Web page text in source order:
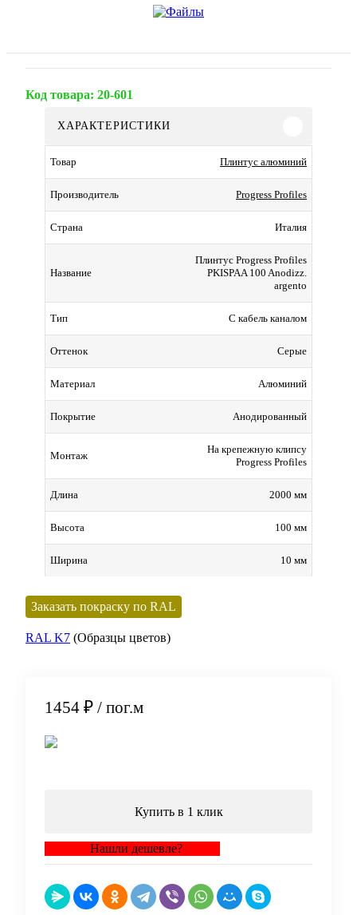
Код товара: 20-601
ХАРАКТЕРИСТИКИ
Товар Плинтус алюминий
Производитель Progress Profiles
Страна Италия
Название
Плинтус Progress Profiles
PKISPAA 100 Anodizz.
argento
Тип С кабель каналом
Оттенок Серые
Материал Алюминий
Покрытие Анодированный
Монтаж
На крепежную клипсу
Progress Profiles
Длина 2000 мм
Высота 100 мм
Ширина 10 мм
Заказать покраску по RAL
RAL K7 (Образцы цветов)
1454 ₽ / пог.м
Купить в 1 клик
Нашли дешевле?